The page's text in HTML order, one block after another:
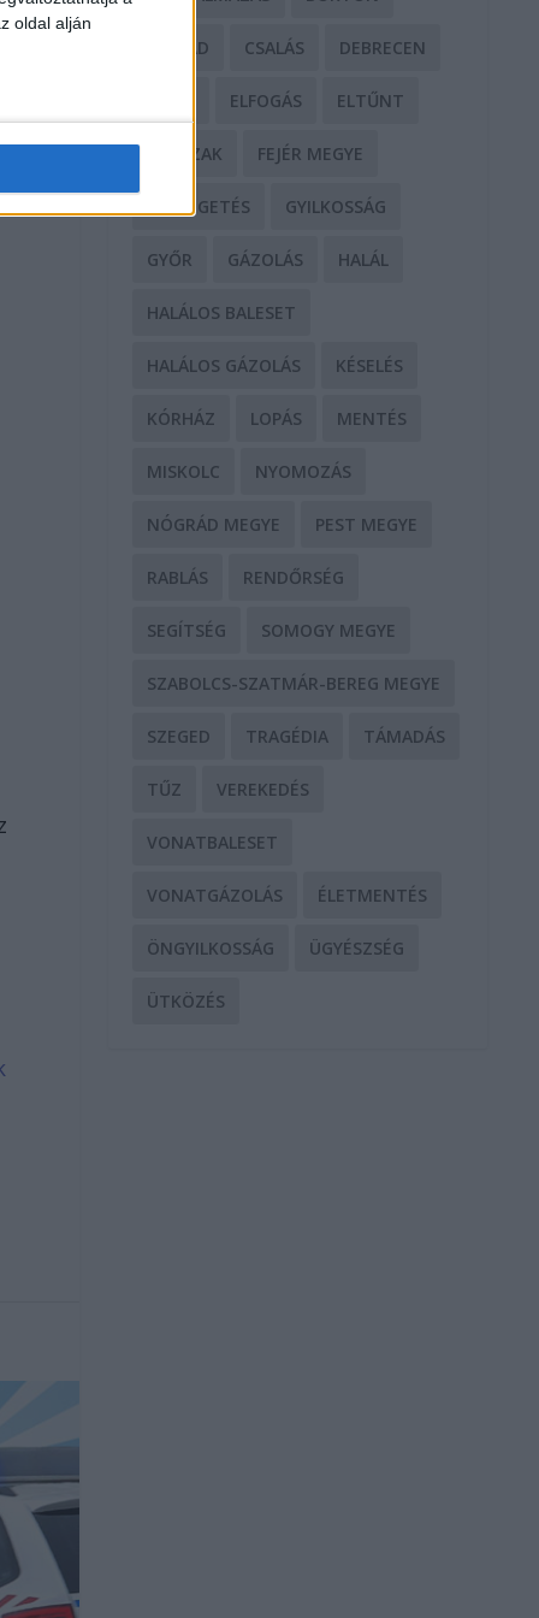
oldal alján
CSALÁD CSALÁS DEBRECEN
ELFOGÁS ELTŰNT
ERŐSZAK FEJÉR MEGYE
FENYEGETÉS GYILKOSSÁG
GYŐR GÁZOLÁS HALÁL
HALÁLOS BALESET
HALÁLOS GÁZOLÁS KÉSELÉS
KÓRHÁZ LOPÁS MENTÉS
MISKOLC NYOMOZÁS
NÓGRÁD MEGYE PEST MEGYE
RABLÁS RENDŐRSÉG
SEGÍTSÉG SOMOGY MEGYE
SZABOLCS-SZATMÁR-BEREG MEGYE
SZEGED TRAGÉDIA TÁMADÁS
TŰZ VEREKEDÉS
VONATBALESET
VONATGÁZOLÁS ÉLETMENTÉS
ÖNGYILKOSSÁG ÜGYÉSZSÉG
ÜTKÖZÉS